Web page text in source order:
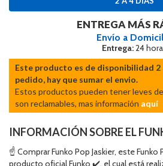
ENTREGA MÁS
Envío a
Entrega:24
Este producto es de disponibilidad 2
pedido, hay que sumar el envio.
Estos productos pueden tener leves
son reclamables, mas información aquí
INFORMACIÓN SOBRE EL
☝ Comprar Funko Pop Jaskier, este
producto oficial Funko ✔️, el cual está